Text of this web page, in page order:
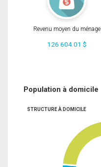
Revenu moyen du ménage
126 604.01 $
Population à domicile
STRUCTURE À DOMICILE